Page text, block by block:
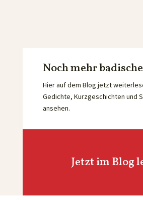
Noch mehr
Hier auf dem Blog jetzt
Gedichte, Kurzgeschichten und
ansehen.
Jetzt im Blog